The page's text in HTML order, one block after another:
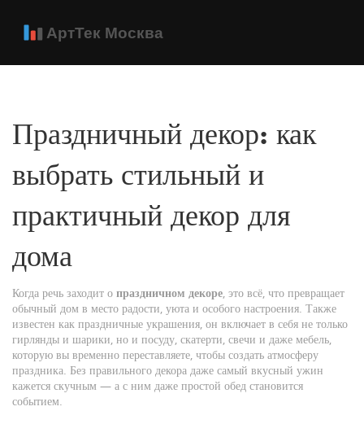
Праздничный декор: как
выбрать стильный и
практичный декор для
дома
Когда речь заходит о праздничном декоре, это всё, что превращает
обычный дом в место радости, уюта и особого настроения. Также
известен как праздничные украшения, он включает в себя не только
гирлянды и шарики, но и посуду, скатерти, свечи и даже мебель,
которую вы временно переставляете, чтобы создать атмосферу
праздника. Без правильного декора даже самый вкусный ужин
кажется скучным — а с ним даже простой обед становится
событием.